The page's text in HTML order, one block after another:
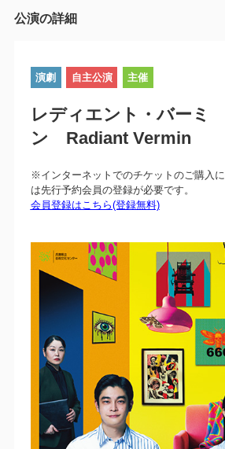
公演の詳細
演劇 自主公演 主催
レディエント・バーミ
ン Radiant Vermin
※インターネットでのチケットのご購入に
は先行予約会員の登録が必要です。
会員登録はこちら(登録無料)